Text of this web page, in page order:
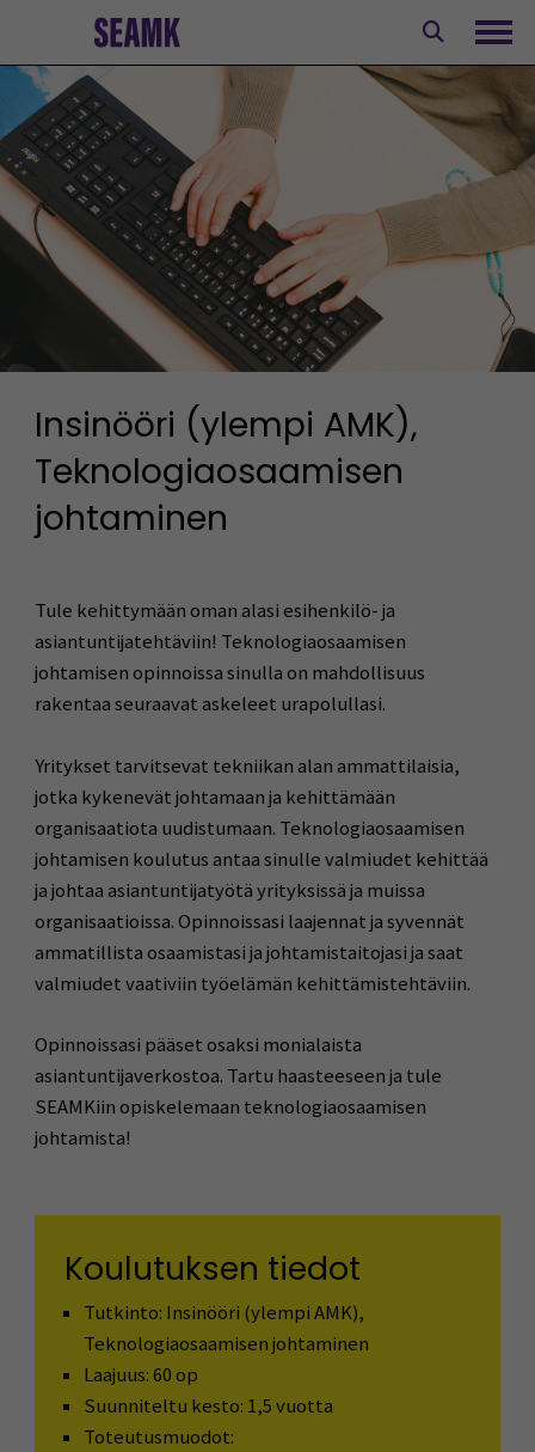
Insinööri (ylempi AMK),
Teknologiaosaamisen
johtaminen
Tule kehittymään oman alasi esihenkilö- ja
asiantuntijatehtäviin! Teknologiaosaamisen
johtamisen opinnoissa sinulla on mahdollisuus
rakentaa seuraavat askeleet urapolullasi.
Yritykset tarvitsevat tekniikan alan ammattilaisia,
jotka kykenevät johtamaan ja kehittämään
organisaatiota uudistumaan. Teknologiaosaamisen
johtamisen koulutus antaa sinulle valmiudet kehittää
ja johtaa asiantuntijatyötä yrityksissä ja muissa
organisaatioissa. Opinnoissasi laajennat ja syvennät
ammatillista osaamistasi ja johtamistaitojasi ja saat
valmiudet vaativiin työelämän kehittämistehtäviin.
Opinnoissasi pääset osaksi monialaista
asiantuntijaverkostoa. Tartu haasteeseen ja tule
SEAMKiin opiskelemaan teknologiaosaamisen
johtamista!
Koulutuksen tiedot
Tutkinto: Insinööri (ylempi AMK),
Teknologiaosaamisen johtaminen
Laajuus: 60 op
Suunniteltu kesto: 1,5 vuotta
Toteutusmuodot: